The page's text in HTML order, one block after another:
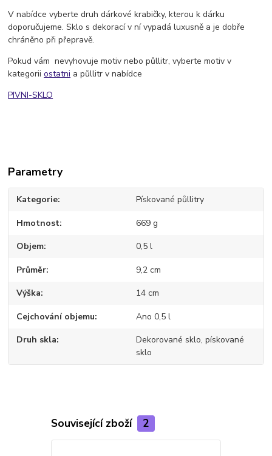
V nabídce vyberte druh dárkové krabičky, kterou k dárku
doporučujeme. Sklo s dekorací v ní vypadá luxusně a je dobře
chráněno při přepravě.
Pokud vám nevyhovuje motiv nebo půllitr, vyberte motiv v
kategoriiostatni a půllitr v nabídce
PIVNI-SKLO
Parametry
Kategorie Pískované půllitry
Hmotnost 669 g
Objem 0,5 l
Průměr 9,2 cm
Výška 14 cm
Cejchování objemu Ano 0,5 l
Druh skla
Dekorované sklo, pískované
sklo
Související zboží 2